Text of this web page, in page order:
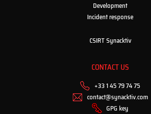
Development
Incident response
CSIRT Synacktiv
CONTACT US
+33 1 45 79 74 75
contact@synacktiv.com
GPG key